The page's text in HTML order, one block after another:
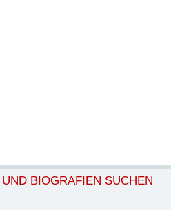
BIOGRAFIEN SUCHEN